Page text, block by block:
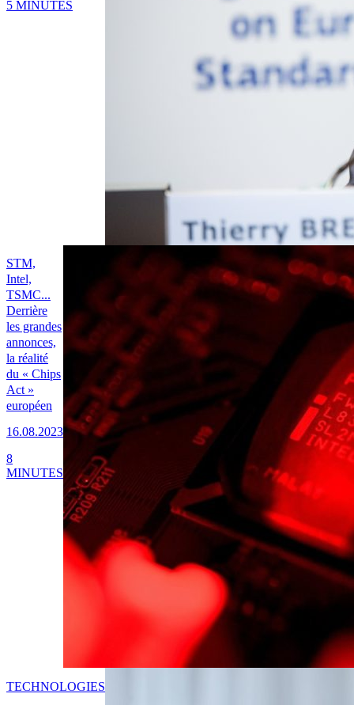
5 MINUTES
STM,
Intel,
TSMC...
Derrière
les grandes
annonces,
la réalité
du « Chips
Act »
européen
16.08.2023
8
MINUTES
TECHNOLOGIES